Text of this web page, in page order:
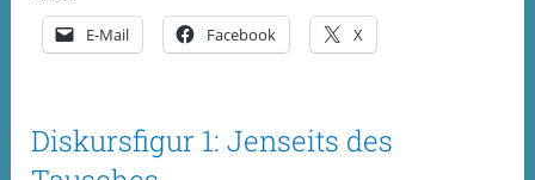
E-Mail Facebook X
Diskursfigur 1: Jenseits des